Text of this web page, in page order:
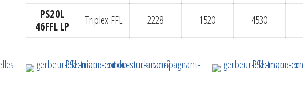
PS20L
46FFL LP
Triplex FFL 2228 1520 4530